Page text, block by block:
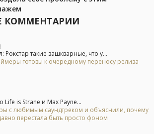
КОММЕНТАРИИ
Рокстар такие зашкварные, что у...
готовы к очередному переносу релиза
Life is Strane и Max Payne...
с любимым саундтреком и объяснили, почему
перестала быть просто фоном